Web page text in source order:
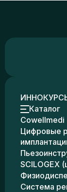
Каталог
Cowellmedi
Цифровые
SCILOGEX
Система